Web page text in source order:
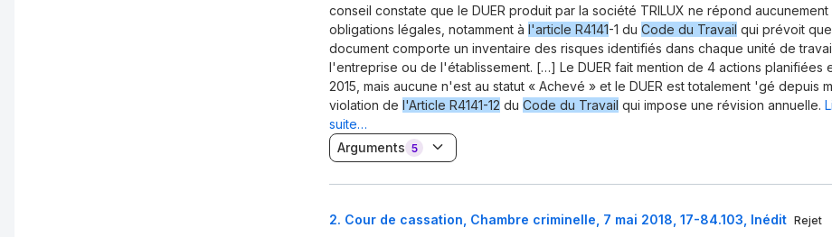
conseil constate que le DUER produit par la société TRILUX ne répond aucunement
obligations légales, notamment à l'article R4141-1 du Code du Travail qui prévoit
document comporte un inventaire des risques identifiés dans chaque unité de
l'entreprise ou de l'établissement. […] Le DUER fait mention de 4 actions planifiées
2015, mais aucune n'est au statut « Achevé » et le DUER est totalement 'gé depuis
violation de l'Article R4141-12 du Code du Travail qui impose une révision annuelle.
suite…
Arguments 5
2. Cour de cassation, Chambre criminelle, 7 mai 2018, 17-84.103, Inédit Rejet